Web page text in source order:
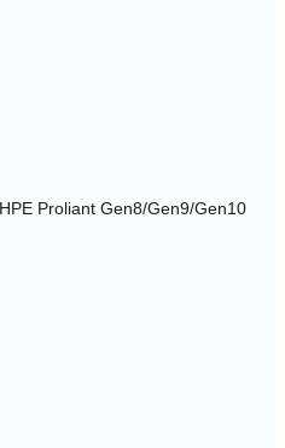
Proliant Gen8/Gen9/Gen10